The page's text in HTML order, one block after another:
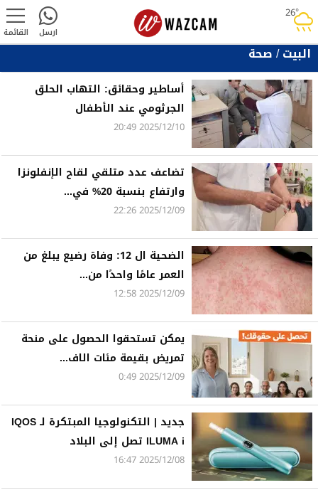
26°rainy القائمة ارسل
البيت/صحة
أساطير وحقائق: التهاب الحلق
الجرثومي عند الأطفال
2025/12/10 20:49
تضاعف عدد متلقي لقاح الإنفلونزا
وارتفاع بنسبة 20% في...
2025/12/09 22:26
الضحية ال 12: وفاة رضيع يبلغ من
العمر عامًا واحدًا من...
2025/12/09 12:58
يمكن تستحقوا الحصول على منحة
تمريض بقيمة مئات الاف...
2025/12/09 0:49
جديد | التكنولوجيا المبتكرة لـ IQOS
ILUMA i تصل إلى البلاد
2025/12/08 16:47